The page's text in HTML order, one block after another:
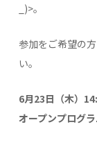
_)>。
参加をご希望の
い。
6月23日（木）
オープンプログ